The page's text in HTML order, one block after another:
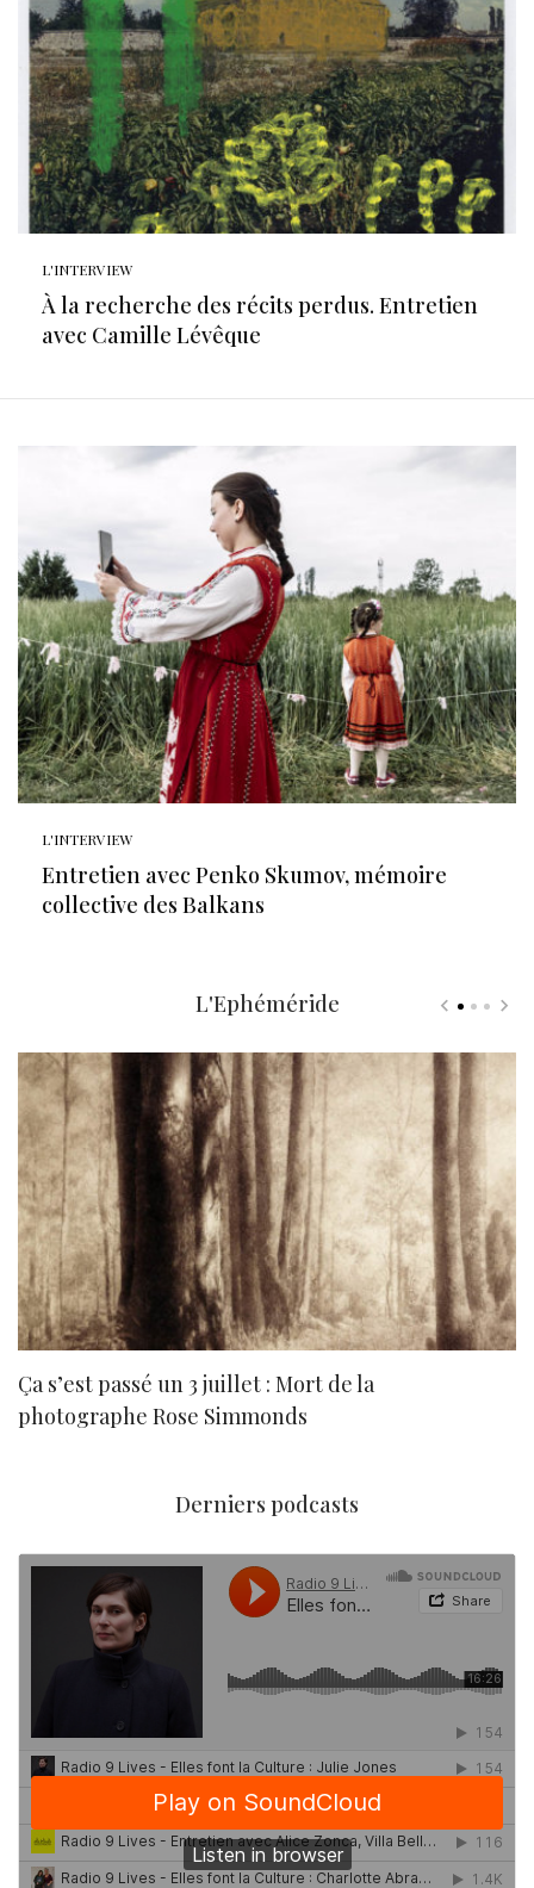
L'INTERVIEW
À la recherche des récits perdus. Entretien
avec Camille Lévêque
L'INTERVIEW
Entretien avec Penko Skumov, mémoire
collective des Balkans
L'Ephéméride
Ça s’est passé un 3 juillet : Mort de la
photographe Rose Simmonds
Derniers podcasts